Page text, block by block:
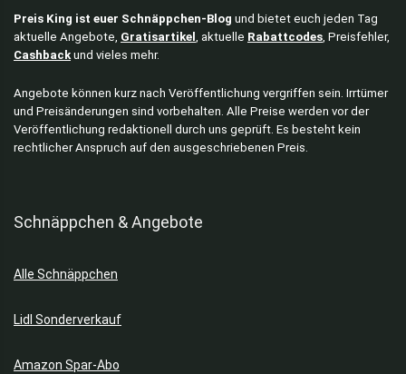
Preis King ist euer Schnäppchen-Blog und bietet euch jeden Tag
aktuelle Angebote, Gratisartikel , aktuelle Rabattcodes, Preisfehler,
Cashbackund vieles mehr.
Angebote können kurz nach Veröffentlichung vergriffen sein. Irrtümer
und Preisänderungen sind vorbehalten. Alle Preise werden vor der
Veröffentlichung redaktionell durch uns geprüft. Es besteht kein
rechtlicher Anspruch auf den ausgeschriebenen Preis.
Schnäppchen & Angebote
Alle Schnäppchen
Lidl Sonderverkauf
Amazon Spar-Abo